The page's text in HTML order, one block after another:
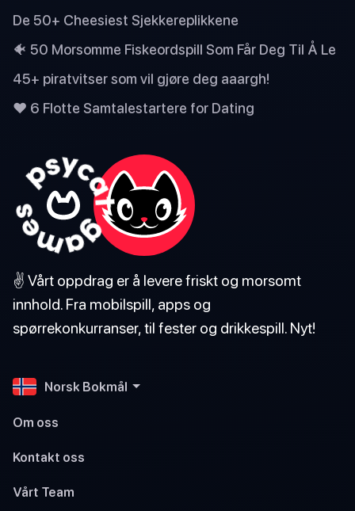
De 50+ Cheesiest Sjekkereplikkene
🐠 50 Morsomme Fiskeordspill Som Får Deg Til Å Le
45+ piratvitser som vil gjøre deg aaargh!
❤️ 6 Flotte Samtalestartere for Dating
✌️ Vårt oppdrag er å levere friskt og morsomt
innhold. Fra mobilspill, apps og
spørrekonkurranser, til fester og drikkespill. Nyt!
Norsk Bokmål
Om oss
Kontakt oss
Vårt Team